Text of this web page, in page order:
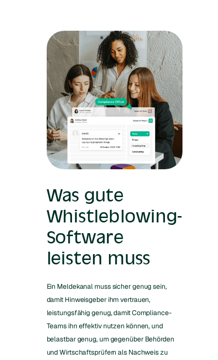
Was gute
Whistleblowing-
Software
leisten muss
Ein Meldekanal muss sicher genug sein,
damit Hinweisgeber ihm vertrauen,
leistungsfähig genug, damit Compliance-
Teams ihn effektiv nutzen können, und
belastbar genug, um gegenüber Behörden
und Wirtschaftsprüfern als Nachweis zu